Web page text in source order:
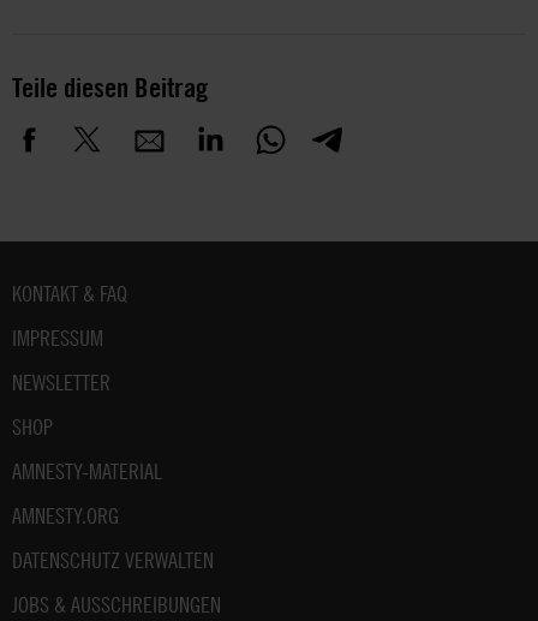
Teile diesen Beitrag
Fußbereich
KONTAKT & FAQ
IMPRESSUM
NEWSLETTER
SHOP
AMNESTY-MATERIAL
AMNESTY.ORG
DATENSCHUTZ VERWALTEN
JOBS & AUSSCHREIBUNGEN